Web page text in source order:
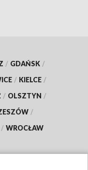
/ GDAŃSK /
/ KIELCE /
/ OLSZTYN /
/
/ WROCŁAW